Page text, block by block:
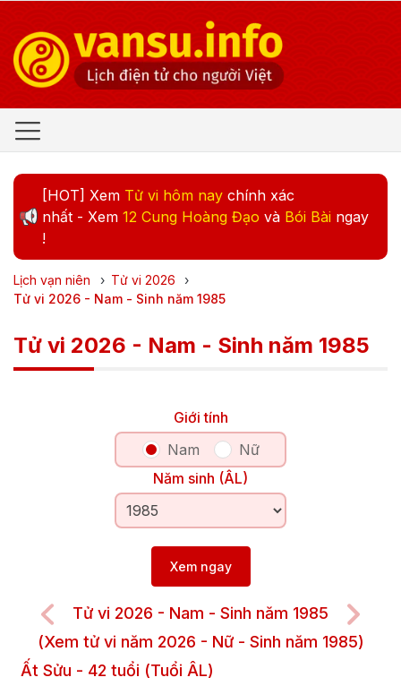
[HOT] Xem Tử vi hôm nay chính xác
nhất - Xem 12 Cung Hoàng Đạo và Bói Bài ngay
!
Lịch vạn niên › Tử vi 2026
›
Tử vi 2026 - Nam - Sinh năm 1985
Tử vi 2026 - Nam - Sinh năm 1985
Giới tính
Nam
Nữ
Năm sinh (ÂL)
Xem ngay
Tử vi 2026 - Nam - Sinh năm 1985
(Xem tử vi năm 2026 - Nữ - Sinh năm 1985)
Ất Sửu - 42 tuổi (Tuổi ÂL)